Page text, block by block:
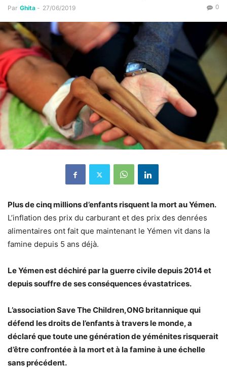
Par Ghita - 27/06/2019 0
Plus de cinq millions d’enfants risquent la mort au Yémen.
L’inflation des prix du carburant et des prix des denrées
alimentaires ont fait que maintenant le Yémen vit dans la
famine depuis 5 ans déjà.
Le Yémen est déchiré par la guerre civile depuis 2014 et
depuis souffre de ses conséquences évastatrices.
L’association Save The Children,ONG britannique qui
défend les droits de l’enfants à travers le monde, a
déclaré que toute une génération de yéménites risquerait
d’être confrontée à la mort et à la famine à une échelle
sans précédent.